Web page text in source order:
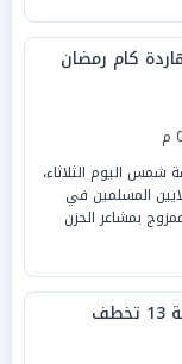
كام رمضان
شمس اليوم الثلاثاء،
يطرح ملايين المسلمين في
بمشاعر الحزن
مسلسل حكاية نرجس الحلقة 13 تخطف